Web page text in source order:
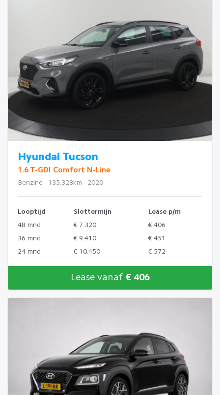
Hyundai Tucson
1.6 T-GDI Comfort N-Line
Benzine · 135.328km · 2020
Looptijd Slottermijn
Lease p/m
48 mnd
€ 7.320
€ 406
36 mnd
€ 9.410
€ 451
24 mnd
€ 10.450 € 572
Lease vanaf € 406